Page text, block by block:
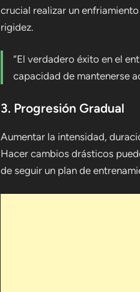
crucial realizar un
rigidez.
“El verdadero éxito en el
capacidad de mantenerse
3. Progresión Gradual
Aumentar la intensidad,
Hacer cambios drásticos
de seguir un plan de